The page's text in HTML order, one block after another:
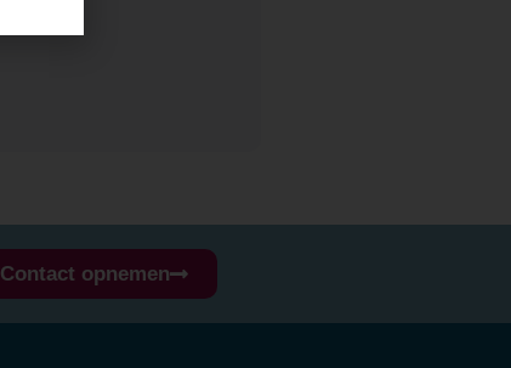
Contact opnemen